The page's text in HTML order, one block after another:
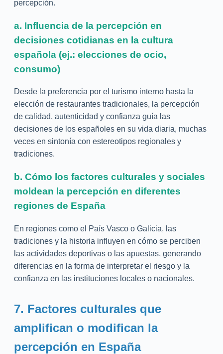
percepción.
a. Influencia de la percepción en
decisiones cotidianas en la cultura
española (ej.: elecciones de ocio,
consumo)
Desde la preferencia por el turismo interno hasta la
elección de restaurantes tradicionales, la percepción
de calidad, autenticidad y confianza guía las
decisiones de los españoles en su vida diaria, muchas
veces en sintonía con estereotipos regionales y
tradiciones.
b. Cómo los factores culturales y sociales
moldean la percepción en diferentes
regiones de España
En regiones como el País Vasco o Galicia, las
tradiciones y la historia influyen en cómo se perciben
las actividades deportivas o las apuestas, generando
diferencias en la forma de interpretar el riesgo y la
confianza en las instituciones locales o nacionales.
7. Factores culturales que
amplifican o modifican la
percepción en España